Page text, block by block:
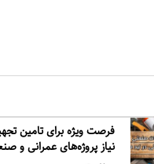
فرصت ویژه برای تامین
نیاز پروژه‌های عمرانی و